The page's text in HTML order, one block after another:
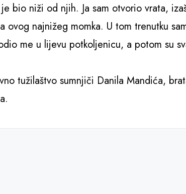
bio niži od njih. Ja sam otvorio vrata,
ovog najnižeg momka. U tom trenutku
me u lijevu potkoljenicu, a potom su
tužilaštvo sumnjiči Danila Mandića,